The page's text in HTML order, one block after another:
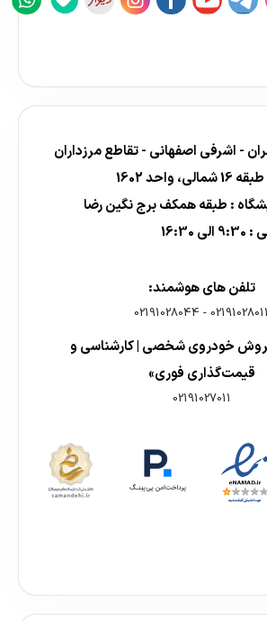
- اشرفی اصفهانی - تقاطع مرزداران
1602
: طبقه همکف برج نگین رضا
تلفن های هوشمند:
02191028011
-
02191028044
خودروی شخصی | کارشناسی و
قیمت‌گذاری فوری»
02191027011